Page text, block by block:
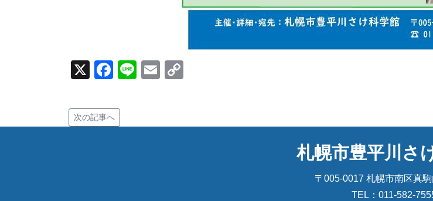
X Facebook
LineEmail
次の記事へ
札幌市豊平川さ
〒005-0017 札幌市南区真
TEL： 011-582-